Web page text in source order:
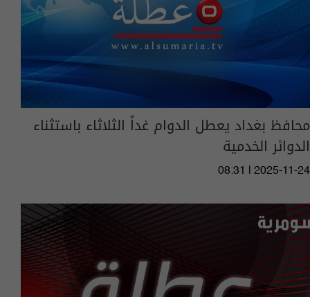
محافظ بغداد يعطل الدوام غداً الثلاثاء باستثناء
الدوائر الخدمية
08:31 | 2025-11-24